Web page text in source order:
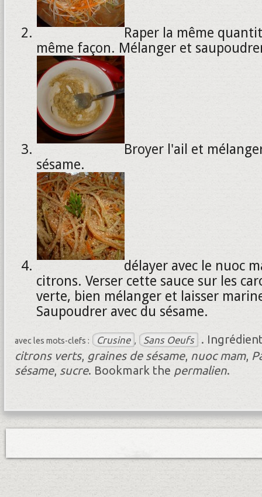
Raper la même
même façon. Mélanger et
Broyer l'ail et
sésame.
délayer avec le nuoc
citrons. Verser cette sauce sur les
verte, bien mélanger et laisser
Saupoudrer avec du sésame.
avec les mots-clefs : Crusine , Sans Oeufs .
citrons verts, graines de sésame, nuoc mam,
sésame, sucre. Bookmark the permalien.